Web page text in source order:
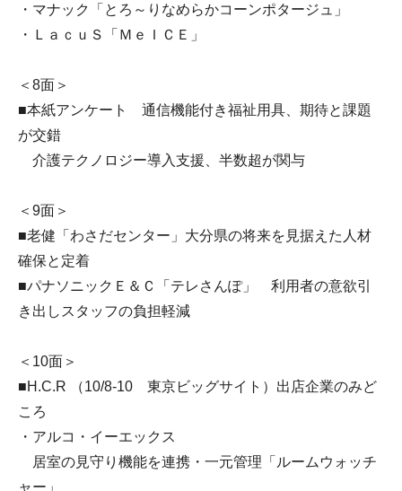
・マナック「とろ～りなめらかコーンポタージュ」
・ＬａｃｕＳ「ＭｅＩＣＥ」
＜8面＞
■本紙アンケート 通信機能付き福祉用具、期待と課題
が交錯
介護テクノロジー導入支援、半数超が関与
＜9面＞
■老健「わさだセンター」大分県の将来を見据えた人材
確保と定着
■パナソニックＥ＆Ｃ「テレさんぽ」 利用者の意欲引
き出しスタッフの負担軽減
＜10面＞
■H.C.R （10/8-10 東京ビッグサイト）出店企業のみど
ころ
・アルコ・イーエックス
居室の見守り機能を連携・一元管理「ルームウォッチ
ャー」